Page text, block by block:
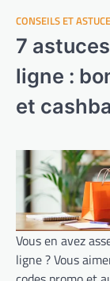
CONSEILS ET
7
ligne :
et
Vous en avez
ligne ? Vous